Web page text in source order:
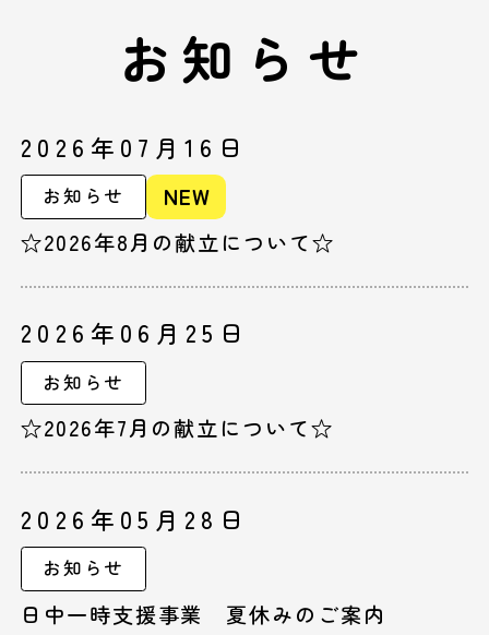
お知らせ
2026年07月16日
お知らせ
NEW
☆2026年8月の献立について☆
2026年06月25日
お知らせ
☆2026年7月の献立について☆
2026年05月28日
お知らせ
日中一時支援事業 夏休みのご案内